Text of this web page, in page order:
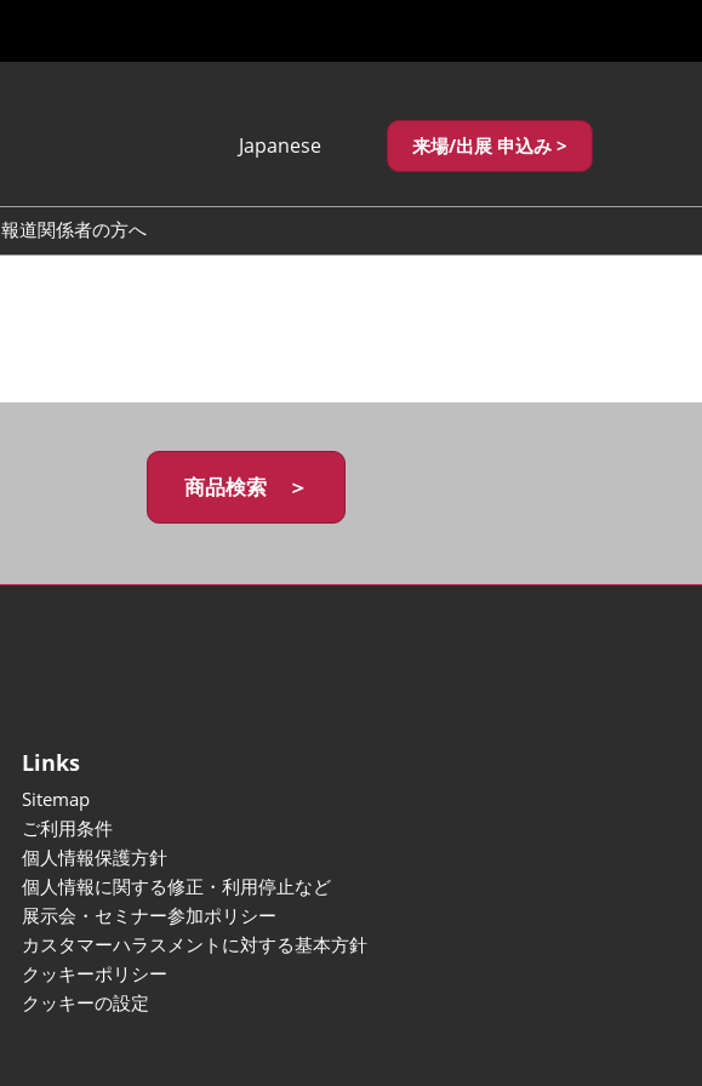
Japanese
繁體中文
来場/出展 申込み >
報道関係者の方へ
商品検索 ＞
Links
Sitemap
ご利用条件
個人情報保護方針
個人情報に関する修正・利用停止など
展示会・セミナー参加ポリシー
カスタマーハラスメントに対する基本方針
クッキーポリシー
クッキーの設定